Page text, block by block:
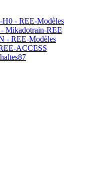
H0 - REE-Modèles
- Mikadotrain-REE
- REE-Modèles
ACCESS